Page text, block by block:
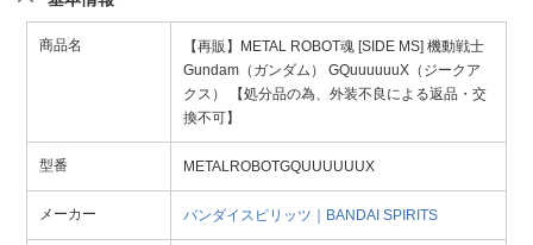
商品名
【再販】METAL ROBOT魂 [SIDE MS] 機動戦士
Gundam（ガンダム） GQuuuuuuX（ジークア
クス） 【処分品の為、外装不良による返品・交
換不可】
型番 METALROBOTGQUUUUUUX
メーカー バンダイスピリッツ｜BANDAI SPIRITS